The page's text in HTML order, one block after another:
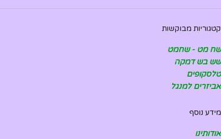
קטגוריות מבוקשות
שח מט - שחמט
שש בש דמקה
טלסקופים
אביזרים למנגל
מידע נוסף
אודותינו